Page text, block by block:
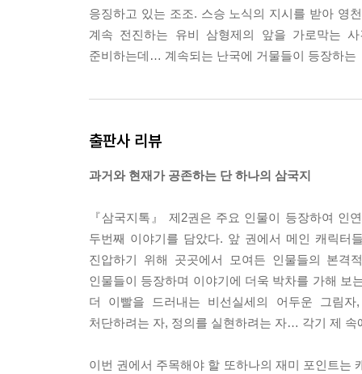
응징하고 있는 조조. 스승 노식의 지시를 받아 영
계속 전진하는 유비 삼형제의 앞을 가로막는
준비하는데… 계속되는 난국에 거물들이 등장하는
출판사 리뷰
과거와 현재가 공존하는 단 하나의 삼국지
『삼국지톡』 제2권은 주요 인물이 등장하여
두번째 이야기를 담았다. 앞 권에서 메인 캐릭터
진압하기 위해 곳곳에서 모여든 인물들의 본격
인물들이 등장하며 이야기에 더욱 박차를 가해 보
더 이빨을 드러내는 비선실세의 어두운 그림
처단하려는 자, 정의를 실현하려는 자… 각기 제
이번 권에서 주목해야 할 또하나의 재미 포인트는